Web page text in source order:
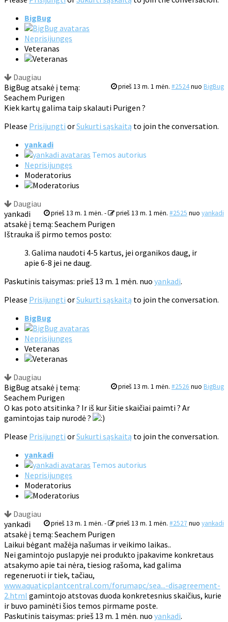
BigBug
Neprisijungęs
Veteranas
Daugiau
prieš 13 m. 1 mėn. #2524nuo BigBug
BigBug atsakė į temą:
Seachem Purigen
Kiek kartų galima taip skalauti Purigen ?
Please Prisijungti orSukurti sąskaitą to join the conversation.
yankadi
Temos autorius
Neprisijungęs
Moderatorius
Daugiau
prieš 13 m. 1 mėn. - prieš 13 m. 1 mėn. #2525 nuo yankadi
yankadi
atsakė į temą: Seachem Purigen
Ištrauka iš pirmo temos posto:
3. Galima naudoti 4-5 kartus, jei organikos daug, ir
apie 6-8 jei ne daug.
Paskutinis taisymas: prieš 13 m. 1 mėn. nuo yankadi.
Please Prisijungti orSukurti sąskaitą to join the conversation.
BigBug
Neprisijungęs
Veteranas
Daugiau
prieš 13 m. 1 mėn. #2526 nuo BigBug
BigBug atsakė į temą:
Seachem Purigen
O kas poto atsitinka ? Ir iš kur šitie skaičiai paimti ? Ar
gamintojas taip nurodė ?
Please Prisijungti orSukurti sąskaitą to join the conversation.
yankadi
Temos autorius
Neprisijungęs
Moderatorius
Daugiau
prieš 13 m. 1 mėn. - prieš 13 m. 1 mėn. #2527 nuo yankadi
yankadi
atsakė į temą: Seachem Purigen
Laikui bėgant mažėja našumas ir veikimo laikas..
Nei gamintojo puslapyje nei produkto įpakavime konkretaus
atsakymo apie tai nėra, tiesiog rašoma, kad galima
regeneruoti ir tiek, tačiau,
www.aquaticplantcentral.com/forumapc/sea...-disagreement-
2.html gamintojo atstovas duoda konkretesnius skaičius, kurie
ir buvo paminėti šios temos pirmame poste.
Paskutinis taisymas: prieš 13 m. 1 mėn. nuo yankadi.